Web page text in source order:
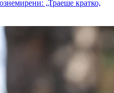
„Траеше кратко,